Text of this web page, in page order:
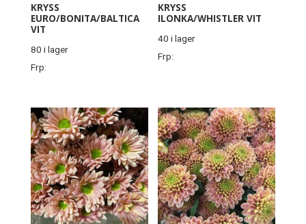
KRYSS
EURO/BONITA/BALTICA
VIT
80 i lager
Frp:
KRYSS
ILONKA/WHISTLER VIT
40 i lager
Frp: